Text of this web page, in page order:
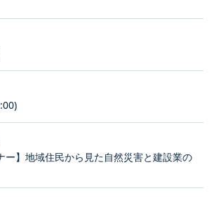
ー】地域住民から見た自然災害と建設業の